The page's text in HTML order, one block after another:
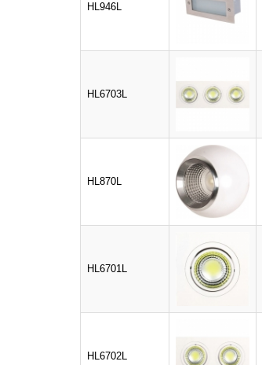
HL946L
HL6703L
HL870L
HL6701L
HL6702L